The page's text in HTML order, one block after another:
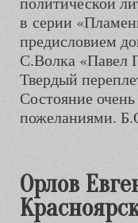
в серии
предисловием
С.Волка «Павел
Твердый
Состояние
пожеланиями.
Орлов